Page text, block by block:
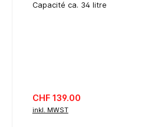
Capacité ca. 34 litre
Regulärer Preis:
CHF 139.00
inkl. MWST